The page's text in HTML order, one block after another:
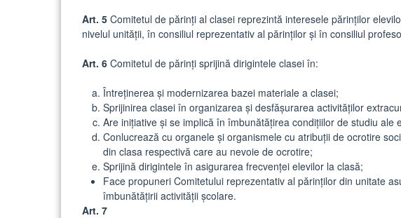
Art. 5 Comitetul de părinți al clasei reprezintă interesele părinților
nivelul unității, în consiliul reprezentativ al părinților și în consiliul
Art. 6 Comitetul de părinți sprijină dirigintele clasei în:
Întreținerea și modernizarea bazei materiale a clasei;
Sprijinirea clasei în organizarea și desfășurarea activităților
Are inițiative și se implică în îmbunătățirea condițiilor de studiu ale
Conlucrează cu organele și organismele cu atribuții de ocrotire
din clasa respectivă care au nevoie de ocrotire;
Sprijină dirigintele în asigurarea frecvenței elevilor la clasă;
Face propuneri Comitetului reprezentativ al părinților din unitate
îmbunătățirii activității școlare.
Art. 7